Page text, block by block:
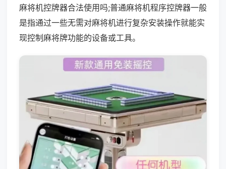
麻将机控牌器合法使用吗;普通麻将机程序控牌器一般
是指通过一些无需对麻将机进行复杂安装操作就能实
现控制麻将牌功能的设备或工具。